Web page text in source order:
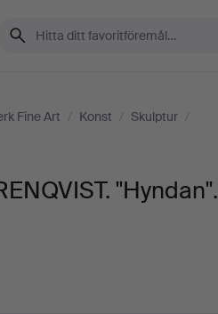
Fine Art / Konst / Skulptur /
"Hyndan".